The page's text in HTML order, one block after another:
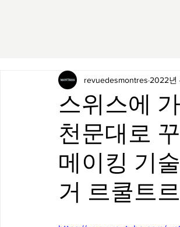
스위스에
천문대로
메이킹 기
거 르쿨트
revuedesmontres 2022년